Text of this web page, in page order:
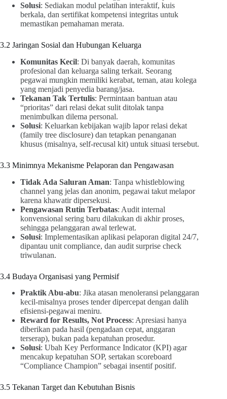
Solusi: Sediakan modul pelatihan interaktif, kuis
berkala, dan sertifikat kompetensi integritas untuk
memastikan pemahaman merata.
3.2 Jaringan Sosial dan Hubungan Keluarga
Komunitas Kecil: Di banyak daerah, komunitas
profesional dan keluarga saling terkait. Seorang
pegawai mungkin memiliki kerabat, teman, atau kolega
yang menjadi penyedia barang/jasa.
Tekanan Tak Tertulis: Permintaan bantuan atau
“prioritas” dari relasi dekat sulit ditolak tanpa
menimbulkan dilema personal.
Solusi: Keluarkan kebijakan wajib lapor relasi dekat
(family tree disclosure) dan tetapkan penanganan
khusus (misalnya, self-recusal kit) untuk situasi tersebut.
3.3 Minimnya Mekanisme Pelaporan dan Pengawasan
Tidak Ada Saluran Aman: Tanpa whistleblowing
channel yang jelas dan anonim, pegawai takut melapor
karena khawatir dipersekusi.
Pengawasan Rutin Terbatas: Audit internal
konvensional sering baru dilakukan di akhir proses,
sehingga pelanggaran awal terlewat.
Solusi: Implementasikan aplikasi pelaporan digital 24/7,
dipantau unit compliance, dan audit surprise check
triwulanan.
3.4 Budaya Organisasi yang Permisif
Praktik Abu-abu: Jika atasan menoleransi pelanggaran
kecil-misalnya proses tender dipercepat dengan dalih
efisiensi-pegawai meniru.
Reward for Results, Not Process: Apresiasi hanya
diberikan pada hasil (pengadaan cepat, anggaran
terserap), bukan pada kepatuhan prosedur.
Solusi: Ubah Key Performance Indicator (KPI) agar
mencakup kepatuhan SOP, sertakan scoreboard
“Compliance Champion” sebagai insentif positif.
3.5 Tekanan Target dan Kebutuhan Bisnis